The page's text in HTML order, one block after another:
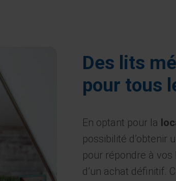
Des lits
pour tous
En optant pour la
possibilité d’obtenir
pour répondre à
d’un achat définitif.